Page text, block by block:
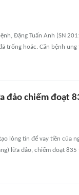
Đặng Tuấn Anh (SN
trống hoác. Căn bệnh
đảo chiếm đoạt
lòng tin để vay tiền của
lừa đảo, chiếm đoạt